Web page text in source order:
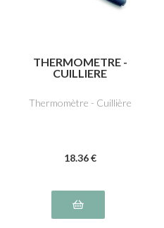
THERMOMETRE -
CUILLIERE
Thermomètre - Cuillière
18.36 €